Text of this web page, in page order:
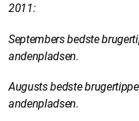
2011:
Septembers bedste
andenpladsen.
Augusts bedste
andenpladsen.